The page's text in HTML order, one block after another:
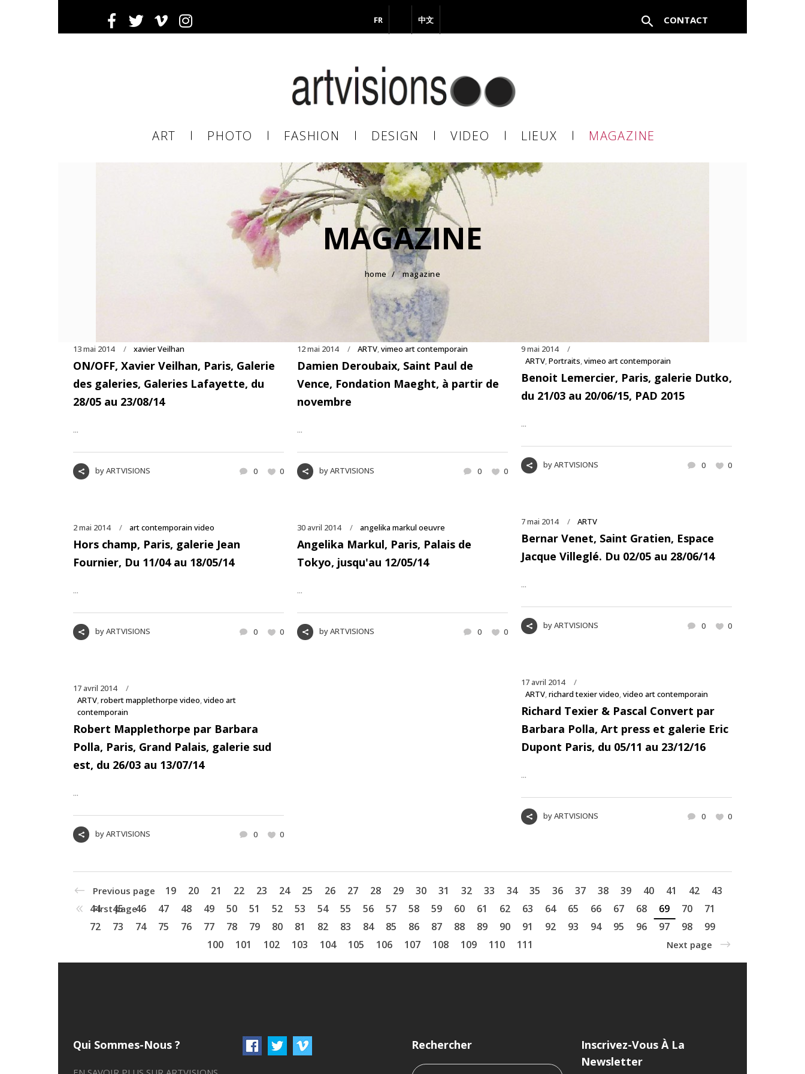
FR 中文 CONTACT
ART PHOTO FASHION DESIGN VIDEO LIEUX MAGAZINE
MAGAZINE
home / magazine
13 mai 2014 xavier Veilhan
ON/OFF, Xavier Veilhan, Paris, Galerie
des galeries, Galeries Lafayette, du
28/05 au 23/08/14
...
byARTVISIONS 0 0
12 mai 2014 ARTV,vimeo art contemporain
Damien Deroubaix, Saint Paul de
Vence, Fondation Maeght, à partir de
novembre
...
byARTVISIONS 0 0
9 mai 2014
ARTV,Portraits,vimeo art contemporain
Benoit Lemercier, Paris, galerie Dutko,
du 21/03 au 20/06/15, PAD 2015
...
byARTVISIONS 0 0
7 mai 2014 ARTV
Bernar Venet, Saint Gratien, Espace
Jacque Villeglé. Du 02/05 au 28/06/14
...
byARTVISIONS 0 0
2 mai 2014 art contemporain video
Hors champ, Paris, galerie Jean
Fournier, Du 11/04 au 18/05/14
...
byARTVISIONS 0 0
30 avril 2014 angelika markul oeuvre
Angelika Markul, Paris, Palais de
Tokyo, jusqu'au 12/05/14
...
byARTVISIONS 0 0
17 avril 2014
ARTV,richard texier video,video art contemporain
Richard Texier & Pascal Convert par
Barbara Polla, Art press et galerie Eric
Dupont Paris, du 05/11 au 23/12/16
...
byARTVISIONS 0 0
17 avril 2014
ARTV,robert mapplethorpe video,video art
contemporain
Robert Mapplethorpe par Barbara
Polla, Paris, Grand Palais, galerie sud
est, du 26/03 au 13/07/14
...
byARTVISIONS 0 0
First page
Previous page 19 20 21 22 23 24 25 26 27 28 29 30 31 32 33 34 35 36 37 38 39 40 41 42
43
44
45 46 47 48 49 50 51 52 53 54 55 56 57 58 59 60 61 62 63 64 65 66 67 68 69 70
71
72
73 74 75 76 77 78 79 80 81 82 83 84 85 86 87 88 89 90 91 92 93 94 95 96 97 98
99
100
101 102 103 104 105 106 107 108 109 110 111 Next page
Qui Sommes-Nous ? Rechercher
Inscrivez-Vous À La
Newsletter
En continuant, vous acceptez de nous communiquer votre adresse
email pour l’envoi de la Newsletter. En aucun cas elle ne sera transmise à un
tiers.